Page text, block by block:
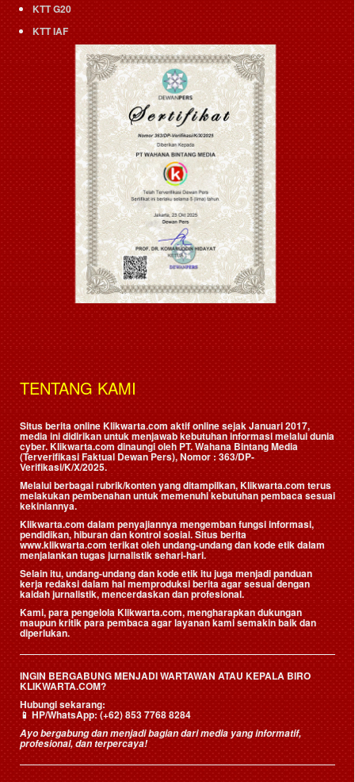
KTT G20
KTT IAF
TENTANG KAMI
Situs berita online Klikwarta.com aktif online sejak Januari 2017,
media ini didirikan untuk menjawab kebutuhan informasi melalui dunia
cyber. Klikwarta.com dinaungi oleh PT. Wahana Bintang Media
(Terverifikasi Faktual Dewan Pers), Nomor : 363/DP-
Verifikasi/K/X/2025.
Melalui berbagai rubrik/konten yang ditampilkan, Klikwarta.com terus
melakukan pembenahan untuk memenuhi kebutuhan pembaca sesuai
kekiniannya.
Klikwarta.com dalam penyajiannya mengemban fungsi informasi,
pendidikan, hiburan dan kontrol sosial. Situs berita
www.klikwarta.com terikat oleh undang-undang dan kode etik dalam
menjalankan tugas jurnalistik sehari-hari.
Selain itu, undang-undang dan kode etik itu juga menjadi panduan
kerja redaksi dalam hal memproduksi berita agar sesuai dengan
kaidah jurnalistik, mencerdaskan dan profesional.
Kami, para pengelola Klikwarta.com, mengharapkan dukungan
maupun kritik para pembaca agar layanan kami semakin baik dan
diperlukan.
INGIN BERGABUNG MENJADI WARTAWAN ATAU KEPALA BIRO
KLIKWARTA.COM?
Hubungi sekarang:
📱HP/WhatsApp:(+62) 853 7768 8284
Ayo bergabung dan menjadi bagian dari media yang informatif,
profesional, dan terpercaya!